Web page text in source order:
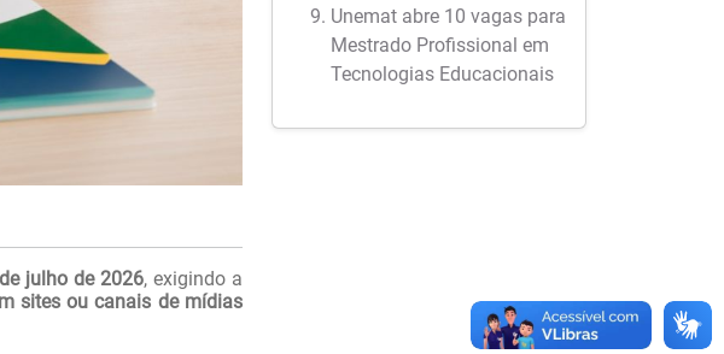
julho de 2026, exigindo a
sites ou canais de mídias
Unemat abre 10 vagas para
Mestrado Profissional em
Tecnologias Educacionais